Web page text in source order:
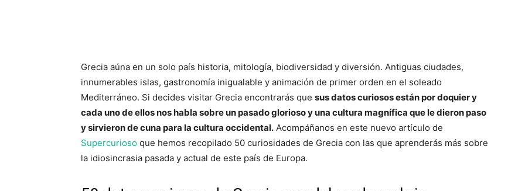
Grecia aúna en un solo país historia, mitología, biodiversidad y diversión. Antiguas ciudades,
innumerables islas, gastronomía inigualable y animación de primer orden en el soleado
Mediterráneo. Si decides visitar Grecia encontrarás que sus datos curiosos están por doquier y
cada uno de ellos nos habla sobre un pasado glorioso y una cultura magnífica que le dieron paso
y sirvieron de cuna para la cultura occidental. Acompáñanos en este nuevo artículo de
Supercurioso que hemos recopilado 50 curiosidades de Grecia con las que aprenderás más sobre
la idiosincrasia pasada y actual de este país de Europa.